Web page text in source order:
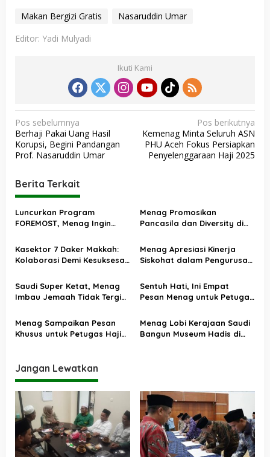
Makan Bergizi Gratis
Nasaruddin Umar
Editor: Yadi Mulyadi
Ikuti Kami
N
a
v
g
a
s
p
s
Pos sebelumnya
Berhaji Pakai Uang Hasil
Korupsi, Begini Pandangan
Prof. Nasaruddin Umar
Pos berikutnya
Kemenag Minta Seluruh ASN
PHU Aceh Fokus Persiapkan
Penyelenggaraan Haji 2025
Berita Terkait
Luncurkan Program
FOREMOST, Menag Ingin
Pembinaan Keluarga
Menag Promosikan
Pancasila dan Diversity di
Kasektor 7 Daker Makkah:
Kolaborasi Demi Kesuksesan
Menag Apresiasi Kinerja
Siskohat dalam Pengurusan
Saudi Super Ketat, Menag
Imbau Jemaah Tidak Tergiur
Haji
Sentuh Hati, Ini Empat
Pesan Menag untuk Petugas
Menag Sampaikan Pesan
Khusus untuk Petugas Haji
Menag Lobi Kerajaan Saudi
Bangun Museum Hadis di
Jangan Lewatkan